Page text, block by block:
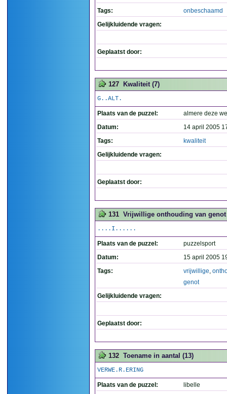
Tags:
onbeschaamd
Gelijkluidende vragen:
Geplaatst door:
127 Kwaliteit (7)
G..ALT.
Plaats van de puzzel:
almere deze
Datum:
14 april 2005
Tags:
kwaliteit
Gelijkluidende vragen:
Geplaatst door:
131 Vrijwillige onthouding van genot
....I......
Plaats van de puzzel:
puzzelsport
Datum:
15 april 2005
Tags:
vrijwillige,
genot
Gelijkluidende vragen:
Geplaatst door:
132 Toename in aantal (13)
VERWE.R.ERING
Plaats van de puzzel:
libelle